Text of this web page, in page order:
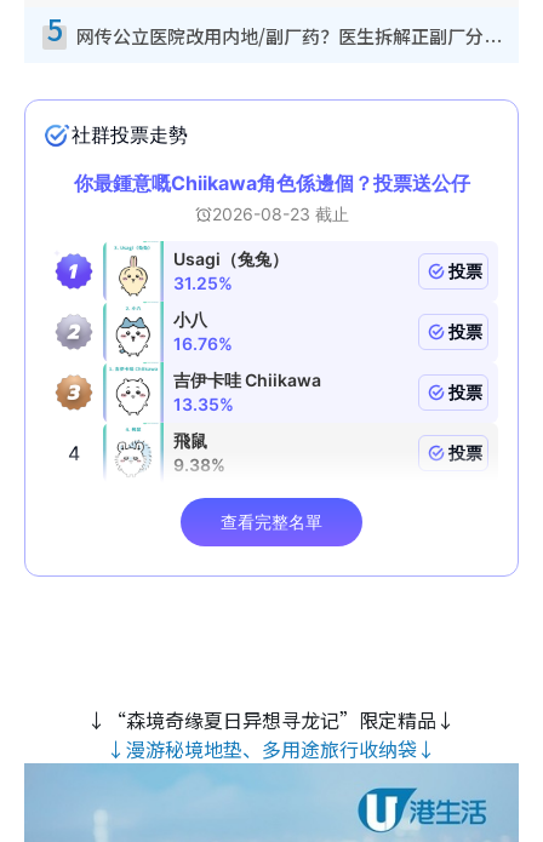
5 网传公立医院改用内地/副厂药？医生拆解正副厂分别，揭4类人换药随时出事
↓“森境奇缘夏日异想寻龙记”限定精品↓
↓漫游秘境地垫、多用途旅行收纳袋↓